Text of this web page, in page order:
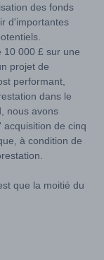
des fonds
d'importantes
10 000 £ sur une
projet de
performant,
dans le
nous avons
acquisition de cinq
à condition de
que la moitié du